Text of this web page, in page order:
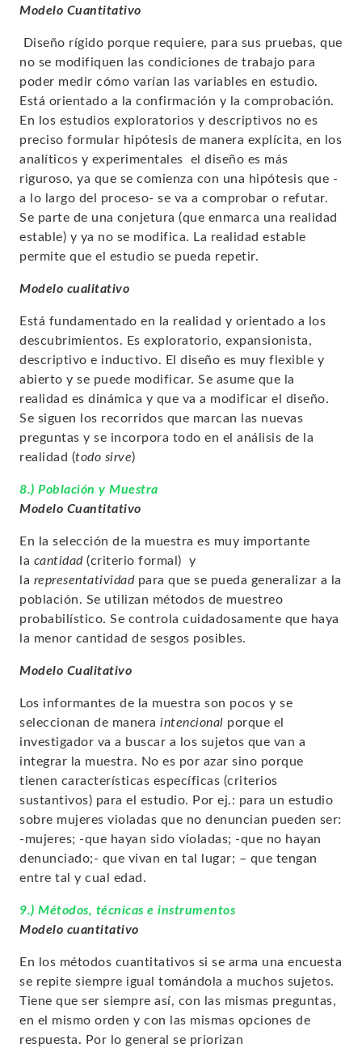
Modelo Cuantitativo
Diseño rígido porque requiere, para sus pruebas, que
no se modifiquen las condiciones de trabajo para
poder medir cómo varían las variables en estudio.
Está orientado a la confirmación y la comprobación.
En los estudios exploratorios y descriptivos no es
preciso formular hipótesis de manera explícita, en los
analíticos y experimentales el diseño es más
riguroso, ya que se comienza con una hipótesis que -
a lo largo del proceso- se va a comprobar o refutar.
Se parte de una conjetura (que enmarca una realidad
estable) y ya no se modifica. La realidad estable
permite que el estudio se pueda repetir.
Modelo cualitativo
Está fundamentado en la realidad y orientado a los
descubrimientos. Es exploratorio, expansionista,
descriptivo e inductivo. El diseño es muy flexible y
abierto y se puede modificar. Se asume que la
realidad es dinámica y que va a modificar el diseño.
Se siguen los recorridos que marcan las nuevas
preguntas y se incorpora todo en el análisis de la
realidad (todo sirve)
8.) Población y Muestra
Modelo Cuantitativo
En la selección de la muestra es muy importante
la cantidad (criterio formal ) y
la representatividad para que se pueda generalizar a la
población. Se utilizan métodos de muestreo
probabilístico. Se controla cuidadosamente que haya
la menor cantidad de sesgos posibles.
Modelo Cualitativo
Los informantes de la muestra son pocos y se
seleccionan de manera intencional porque el
investigador va a buscar a los sujetos que van a
integrar la muestra. No es por azar sino porque
tienen características específicas (criterios
sustantivos) para el estudio. Por ej.: para un estudio
sobre mujeres violadas que no denuncian pueden ser:
-mujeres; -que hayan sido violadas; -que no hayan
denunciado;- que vivan en tal lugar; – que tengan
entre tal y cual edad.
9.) Métodos, técnicas e instrumentos
Modelo cuantitativo
En los métodos cuantitativos si se arma una encuesta
se repite siempre igual tomándola a muchos sujetos.
Tiene que ser siempre así, con las mismas preguntas,
en el mismo orden y con las mismas opciones de
respuesta. Por lo general se priorizan